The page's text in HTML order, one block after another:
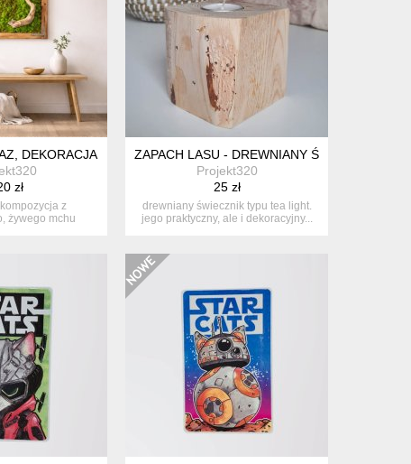
BIAŁA, RĘCZNIE WYKONANA
DEKORACJA, DUŻY OBRAZ Z MCHU
zł
z
żywego mchu
ZAPACH LASU - DREWNIANY ŚWIECZNIK
Projekt320
25 zł
drewniany świecznik typu tea light.
jego praktyczny, ale i dekoracyjny...